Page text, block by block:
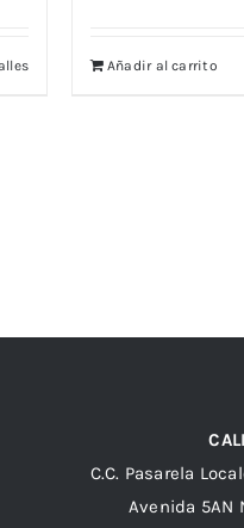
Añadir al carrito
C.C. Pasarela
Avenida 5AN